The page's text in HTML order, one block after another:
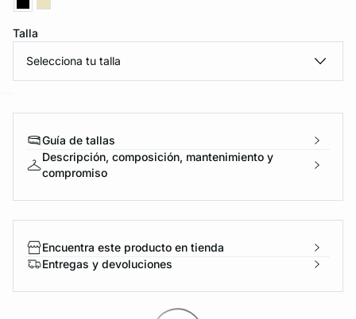
INVISIBLE
Talla
Selecciona tu talla
Guía de tallas
Descripción, composición, mantenimiento y
compromiso
Encuentra este producto en tienda
Entregas y devoluciones